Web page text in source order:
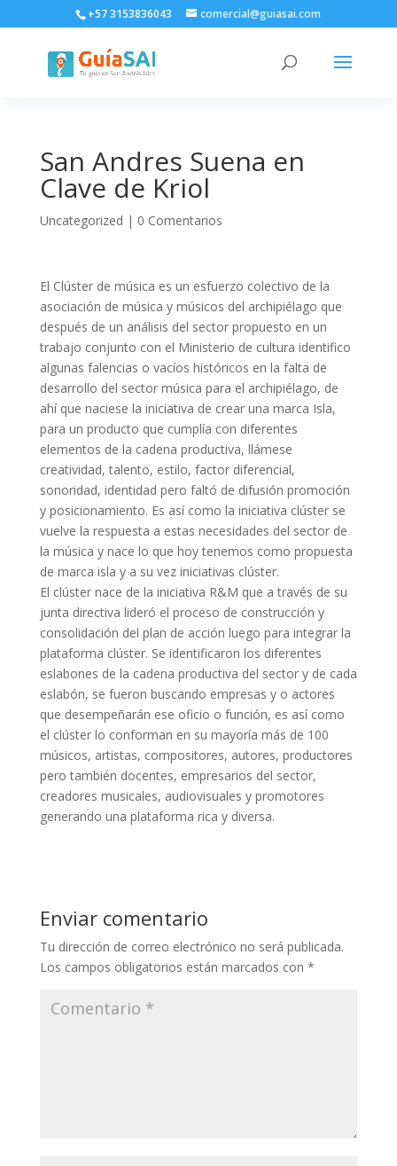
+57 3153836043 comercial@guiasai.com
San Andres Suena en
Clave de Kriol
Uncategorized | 0 Comentarios
El Clúster de música es un esfuerzo colectivo de la
asociación de música y músicos del archipiélago que
después de un análisis del sector propuesto en un
trabajo conjunto con el Ministerio de cultura identifico
algunas falencias o vacíos históricos en la falta de
desarrollo del sector música para el archipiélago, de
ahí que naciese la iniciativa de crear una marca Isla,
para un producto que cumplía con diferentes
elementos de la cadena productiva, llámese
creatividad, talento, estilo, factor diferencial,
sonoridad, identidad pero faltó de difusión promoción
y posicionamiento. Es así como la iniciativa clúster se
vuelve la respuesta a estas necesidades del sector de
la música y nace lo que hoy tenemos como propuesta
de marca isla y a su vez iniciativas clúster.
El clúster nace de la iniciativa R&M que a través de su
junta directiva lideró el proceso de construcción y
consolidación del plan de acción luego para integrar la
plataforma clúster. Se identificaron los diferentes
eslabones de la cadena productiva del sector y de cada
eslabón, se fueron buscando empresas y o actores
que desempeñarán ese oficio o función, es así como
el clúster lo conforman en su mayoría más de 100
músicos, artistas, compositores, autores, productores
pero también docentes, empresarios del sector,
creadores musicales, audiovisuales y promotores
generando una plataforma rica y diversa.
Enviar comentario
Tu dirección de correo electrónico no será publicada.
Los campos obligatorios están marcados con *